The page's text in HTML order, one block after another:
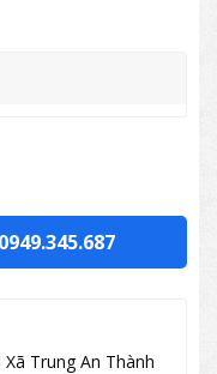
0949.345.687
Trung An Thành